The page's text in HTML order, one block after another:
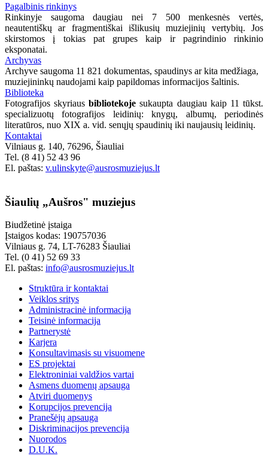
Pagalbinis rinkinys
Rinkinyje saugoma daugiau nei 7 500 menkesnės vertės,
neautentiškų ar fragmentiškai išlikusių muziejinių vertybių. Jos
skirstomos į tokias pat grupes kaip ir pagrindinio rinkinio
eksponatai.
Archyvas
Archyve saugoma 11 821 dokumentas, spaudinys ar kita medžiaga,
muziejininkų naudojami kaip papildomas informacijos šaltinis.
Biblioteka
Fotografijos skyriausbibliotekoje sukaupta daugiau kaip 11 tūkst.
specializuotų fotografijos leidinių: knygų, albumų, periodinės
literatūros, nuo XIX a. vid. senųjų spaudinių iki naujausių leidinių.
Kontaktai
Vilniaus g. 140, 76296, Šiauliai
Tel. (8 41) 52 43 96
El. paštas: v.ulinskyte@ausrosmuziejus.lt
Šiaulių „Aušros" muziejus
Biudžetinė įstaiga
Įstaigos kodas: 190757036
Vilniaus g. 74, LT-76283 Šiauliai
Tel. (0 41) 52 69 33
El. paštas: info@ausrosmuziejus.lt
Struktūra ir kontaktai
Veiklos sritys
Administracinė informacija
Teisinė informacija
Partnerystė
Karjera
Konsultavimasis su visuomene
ES projektai
Elektroniniai valdžios vartai
Asmens duomenų apsauga
Atviri duomenys
Korupcijos prevencija
Pranešėjų apsauga
Diskriminacijos prevencija
Nuorodos
D.U.K.